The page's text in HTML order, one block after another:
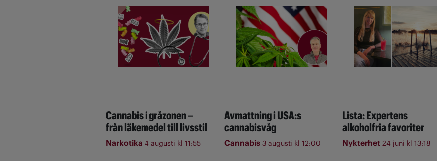
Cannabis i gråzonen –
från läkemedel till livsstil
Narkotika 4 augusti kl 11:55
Avmattning i USA:s
cannabisvåg
Cannabis 3 augusti kl 12:00
Lista: Expertens
alkoholfria favoriter
Nykterhet 24 juni kl 13:18